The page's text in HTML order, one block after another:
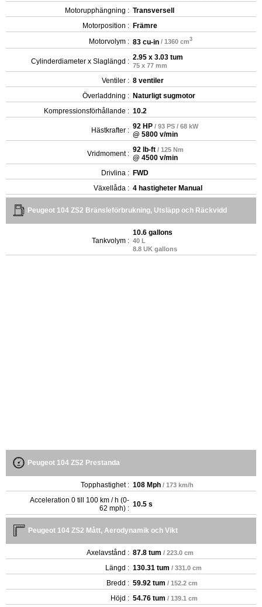
Motorupphängning : Transversell
Motorposition : Främre
Motorvolym : 83 cu-in / 1360 cm3
Cylinderdiameter x Slaglängd : 2.95 x 3.03 tum
75 x 77 mm
Ventiler : 8 ventiler
Överladdning : Naturligt sugmotor
Kompressionsförhållande : 10.2
Hästkrafter : 92 HP / 93 PS / 68 kW
@ 5800 v/min
Vridmoment : 92 lb-ft / 125 Nm
@ 4500 v/min
Drivlina : FWD
Växellåda : 4 hastigheter Manual
Peugeot 104 ZS2 Bränsleförbrukning, Utsläpp och Räckvidd
Tankvolym :
10.6 gallons
40 L
8.8 UK gallons
Peugeot 104 ZS2 Prestanda
Topphastighet : 108 Mph / 173 km/h
Acceleration 0 till 100 km / h (0-
62 mph) : 10.5 s
Peugeot 104 ZS2 Mått, Aerodynamik och Vikt
Axelavstånd : 87.8 tum / 223.0 cm
Längd : 130.31 tum / 331.0 cm
Bredd : 59.92 tum / 152.2 cm
Höjd : 54.76 tum / 139.1 cm